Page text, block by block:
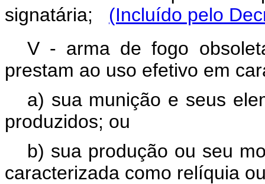
signatária; (Incluído pelo
V - arma de fogo
prestam ao uso efetivo em
a) sua munição e seus
produzidos; ou
b) sua produção ou seu
caracterizada como relíquia